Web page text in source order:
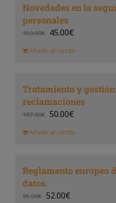
Novedades en la
personales
150.00€ 45.00€
Añadir al carrito
Tratamiento y
reclamaciones
187.00€ 50.00€
Añadir al carrito
Reglamento europeo
datos.
95.00€ 52.00€